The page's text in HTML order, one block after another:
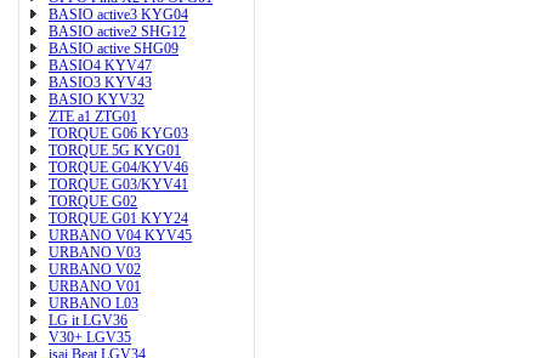
BASIO active3 KYG04
BASIO active2 SHG12
BASIO active SHG09
BASIO4 KYV47
BASIO3 KYV43
BASIO KYV32
ZTE a1 ZTG01
TORQUE G06 KYG03
TORQUE 5G KYG01
TORQUE G04/KYV46
TORQUE G03/KYV41
TORQUE G02
TORQUE G01 KYY24
URBANO V04 KYV45
URBANO V03
URBANO V02
URBANO V01
URBANO L03
LG it LGV36
V30+ LGV35
isai Beat LGV34